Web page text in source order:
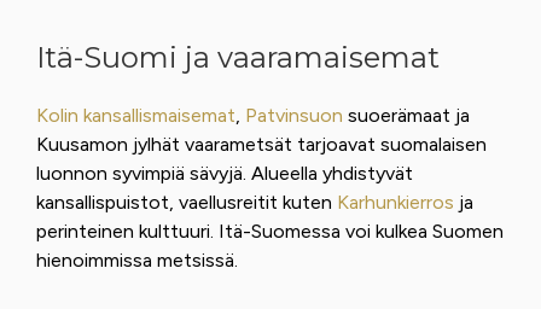
Itä-Suomi ja vaaramaisemat
Kolin kansallismaisemat, Patvinsuon suoerämaat ja
Kuusamon jylhät vaarametsät tarjoavat suomalaisen
luonnon syvimpiä sävyjä. Alueella yhdistyvät
kansallispuistot, vaellusreitit kuten Karhunkierros ja
perinteinen kulttuuri. Itä-Suomessa voi kulkea Suomen
hienoimmissa metsissä.